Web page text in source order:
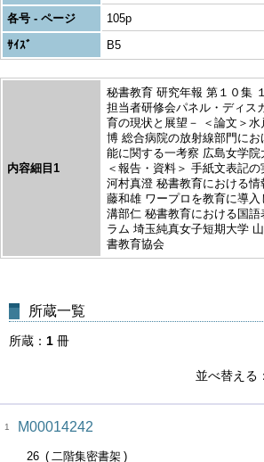
各号 - ページ
105p
ｻｲｽﾞ
B5
内容細目1
秘書教育 研究年報 第１０集
担当者研修会パネル・ディス
育の現状と展望－ ＜論文＞
博 総合病院の放射線部門に
能に関する一考察 広島女学
＜報告・資料＞ 手紙文表記
河村真澄 秘書教育における
藤和雄 ワープロを教育に導
溝部仁 秘書教育における国
ラム 埼玉純真女子短期大学
書教育協会
所蔵一覧
所蔵 1 冊
並べ替える
1 M00014242
26 二階集密書架